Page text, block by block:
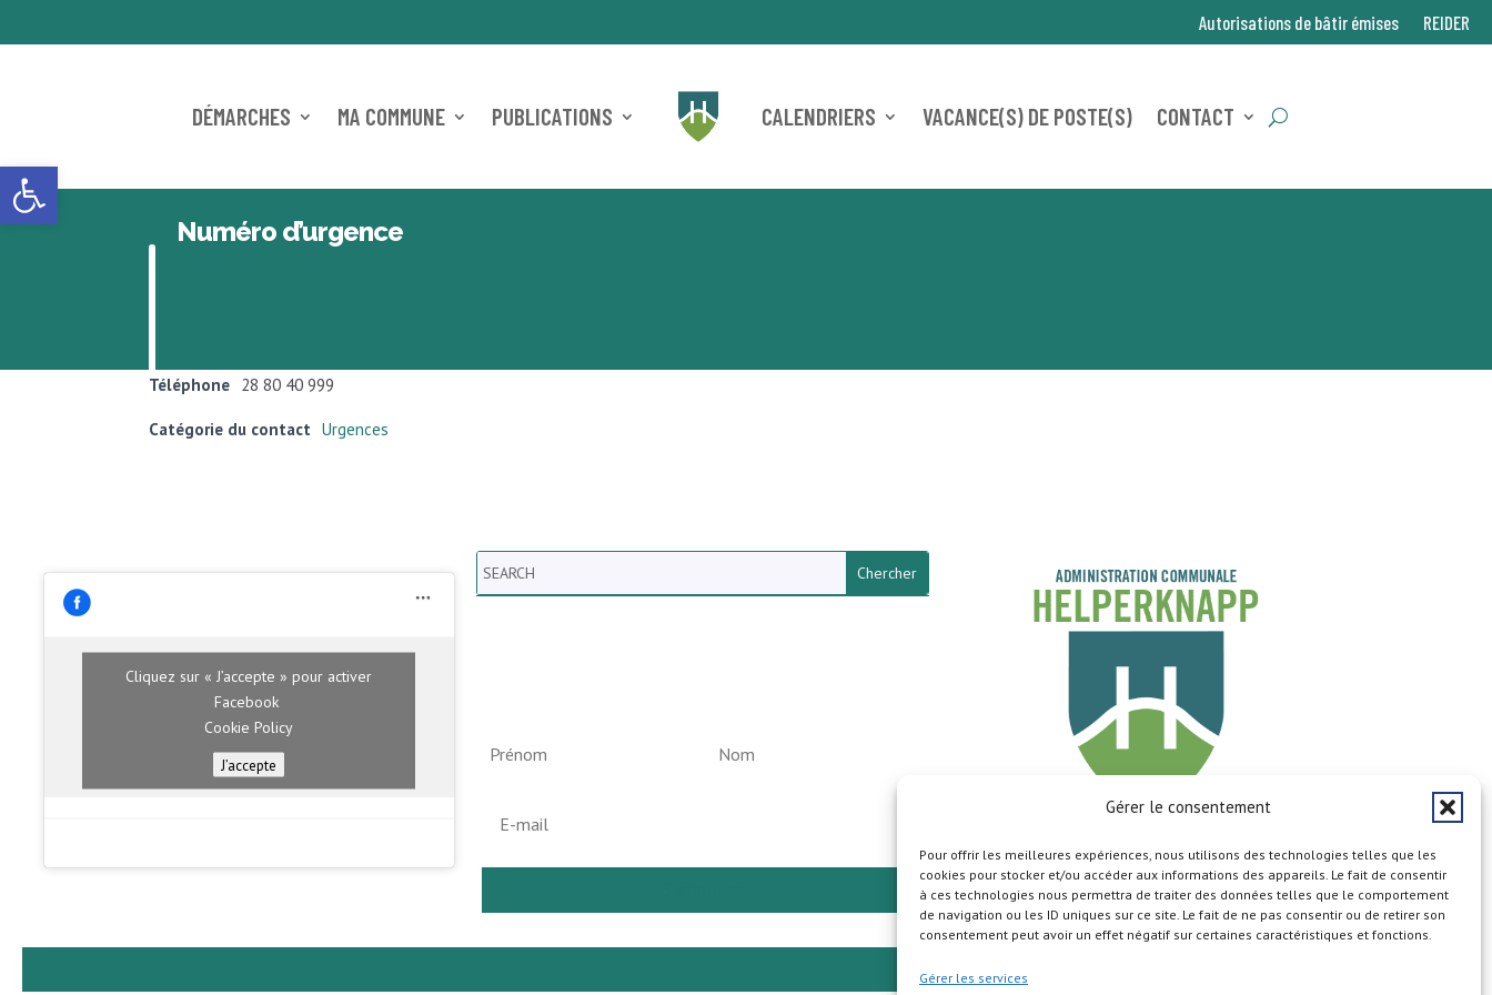
Ouvrir la barre d’outils
Gérer le consentement
Pour offrir les meilleures expériences, nous utilisons des technologies telles que les
cookies pour stocker et/ou accéder aux informations des appareils. Le fait de consentir
à ces technologies nous permettra de traiter des données telles que le comportement
de navigation ou les ID uniques sur ce site. Le fait de ne pas consentir ou de retirer son
consentement peut avoir un effet négatif sur certaines caractéristiques et fonctions.
Gérer les services
Autorisations de bâtir émises REIDER
DÉMARCHES MA COMMUNE PUBLICATIONS CALENDRIERS VACANCE(S) DE POSTE(S) CONTACT
Numéro d’urgence
Téléphone 28 80 40 999
Catégorie du contact Urgences
Cliquez sur « J’accepte » pour activer
Facebook
Cookie Policy
J’accepte
Search
Copyright © 2026
Plan du site